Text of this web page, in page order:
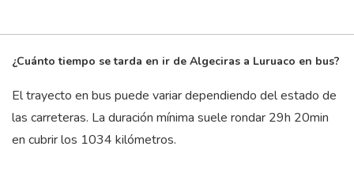
¿Cuánto tiempo se tarda en ir de Algeciras a Luruaco en bus?
El trayecto en bus puede variar dependiendo del estado de
las carreteras. La duración mínima suele rondar 29h 20min
en cubrir los 1034 kilómetros.